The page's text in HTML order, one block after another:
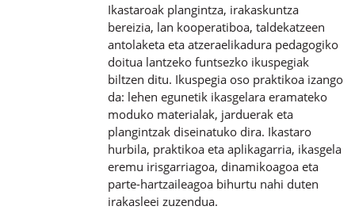
Ikastaroak plangintza, irakaskuntza
bereizia, lan kooperatiboa, taldekatzeen
antolaketa eta atzeraelikadura pedagogiko
doitua lantzeko funtsezko ikuspegiak
biltzen ditu. Ikuspegia oso praktikoa izango
da: lehen egunetik ikasgelara eramateko
moduko materialak, jarduerak eta
plangintzak diseinatuko dira. Ikastaro
hurbila, praktikoa eta aplikagarria, ikasgela
eremu irisgarriagoa, dinamikoagoa eta
parte-hartzaileagoa bihurtu nahi duten
irakasleei zuzendua.